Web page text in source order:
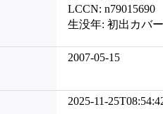
LCCN: n79015690
生没年: 初出カバー
2007-05-15
2025-11-